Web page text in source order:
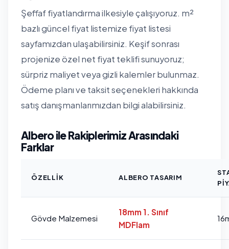
Şeffaf fiyatlandırma ilkesiyle çalışıyoruz. m²
bazlı güncel fiyat listemize fiyat listesi
sayfamızdanulaşabilirsiniz. Keşif sonrası
projenize özel net fiyat teklifi sunuyoruz;
sürpriz maliyet veya gizli kalemler bulunmaz.
Ödeme planı ve taksit seçenekleri hakkında
satış danışmanlarımızdan bilgi alabilirsiniz.
Albero ile Rakiplerimiz Arasındaki
Farklar
ÖZELLIK ALBERO TASARIM
Gövde Malzemesi
18mm 1. Sınıf
MDFlam